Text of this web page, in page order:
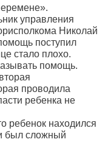
управления
Николай
поступил
стало плохо.
помощь.
проводила
ребенка не
ребенок находился
был сложный